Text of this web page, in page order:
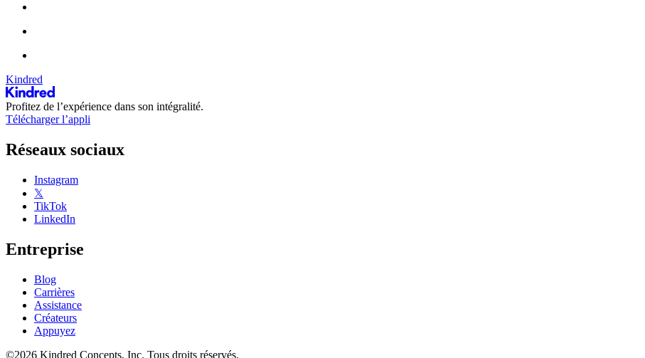
Kindred
Profitez de l’expérience dans son intégralité.
Télécharger l’appli
Réseaux sociaux
Instagram
𝕏
TikTok
LinkedIn
Entreprise
Blog
Carrières
Assistance
Créateurs
Appuyez
©2026 Kindred Concepts, Inc. Tous droits réservés.